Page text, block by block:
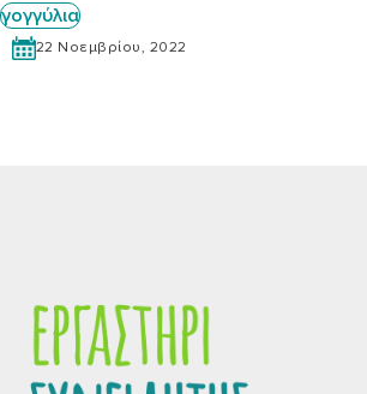
γογγύλια
22 Νοεμβρίου, 2022